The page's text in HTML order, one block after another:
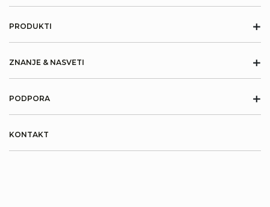
PRODUKTI +
ZNANJE & NASVETI +
PODPORA +
KONTAKT